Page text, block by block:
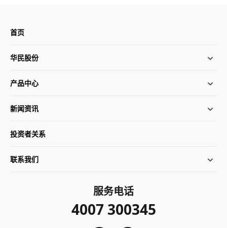
首页
华民股份
产品中心
新闻资讯
投资者关系
联系我们
服务电话
4007 300345